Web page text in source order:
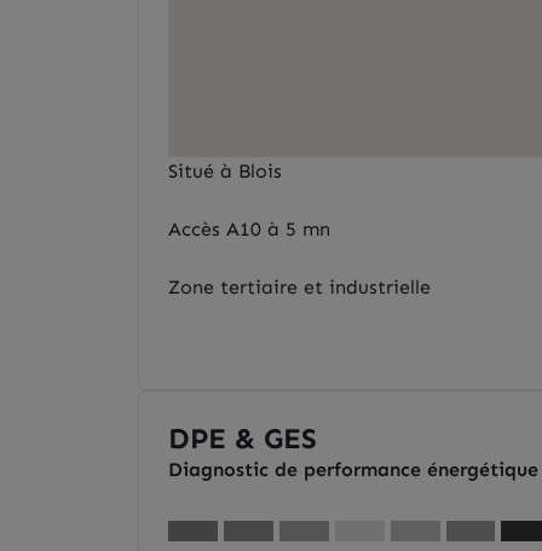
Situé à Blois
Accès A10 à 5 mn
Zone tertiaire et industrielle
DPE & GES
Diagnostic de performance énergétique